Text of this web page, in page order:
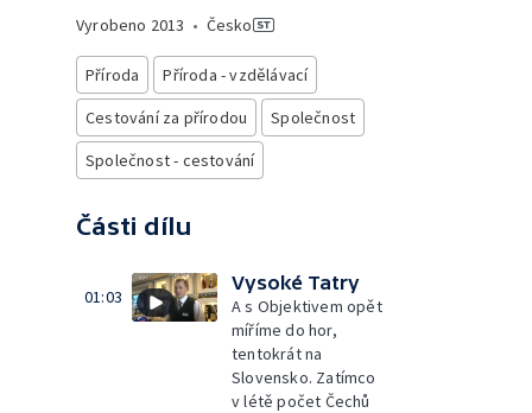
Vyrobeno 2013 • Česko
Příroda
Příroda - vzdělávací
Cestování za přírodou
Společnost
Společnost - cestování
Části dílu
01:03
Vysoké Tatry
A s Objektivem opět
míříme do hor,
tentokrát na
Slovensko. Zatímco
v létě počet Čechů